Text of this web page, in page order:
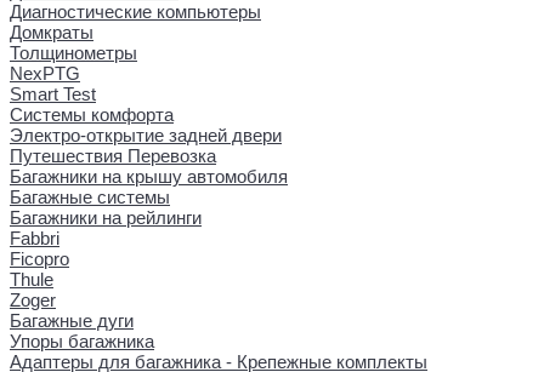
Диагностические компьютеры
Домкраты
Толщинометры
NexPTG
Smart Test
Системы комфорта
Электро-открытие задней двери
Путешествия Перевозка
Багажники на крышу автомобиля
Багажные системы
Багажники на рейлинги
Fabbri
Ficopro
Thule
Zoger
Багажные дуги
Упоры багажника
Адаптеры для багажника - Крепежные комплекты